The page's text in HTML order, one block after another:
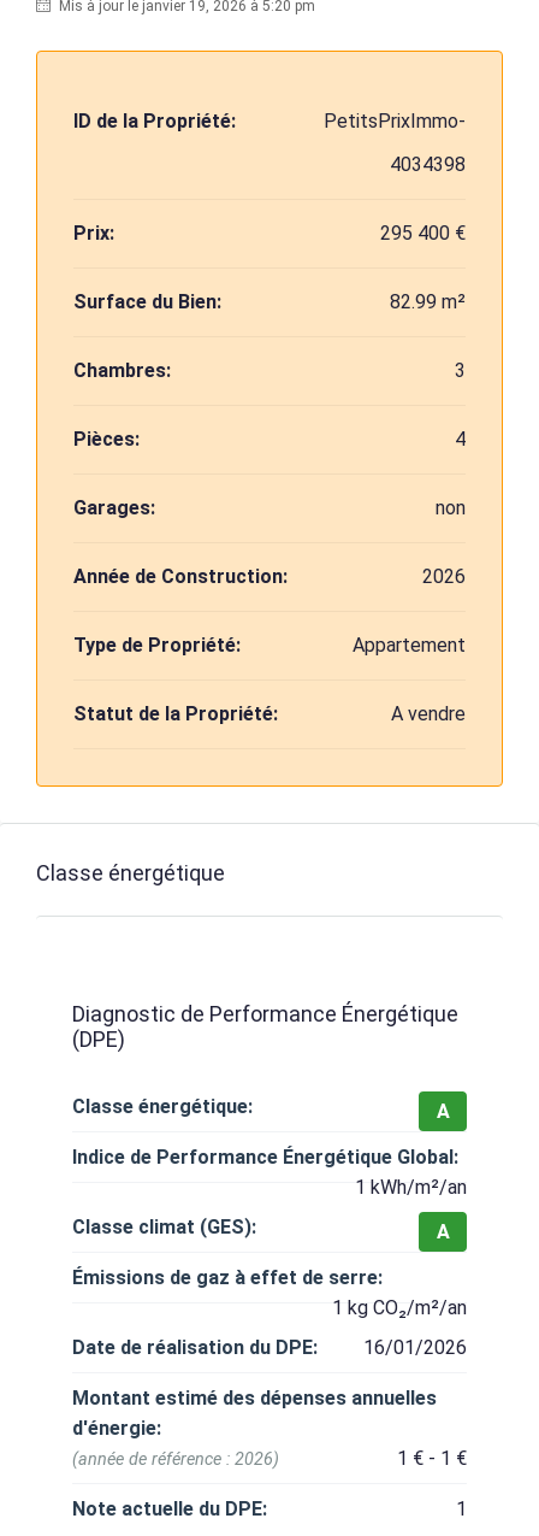
Mis à jour le janvier 19, 2026 à 5:20 pm
ID de la Propriété:
PetitsPrixImmo-
4034398
Prix: 295 400 €
Surface du Bien: 82.99 m²
Chambres: 3
Pièces: 4
Garages: non
Année de Construction: 2026
Type de Propriété: Appartement
Statut de la Propriété: A vendre
Classe énergétique
Diagnostic de Performance Énergétique
(DPE)
Classe énergétique:
A
Indice de Performance Énergétique Global:
1 kWh/m²/an
Classe climat (GES):
A
Émissions de gaz à effet de serre:
1 kg CO₂/m²/an
Date de réalisation du DPE:
16/01/2026
Montant estimé des dépenses annuelles
d'énergie:
1 € - 1 €
(année de référence : 2026)
Note actuelle du DPE: 1